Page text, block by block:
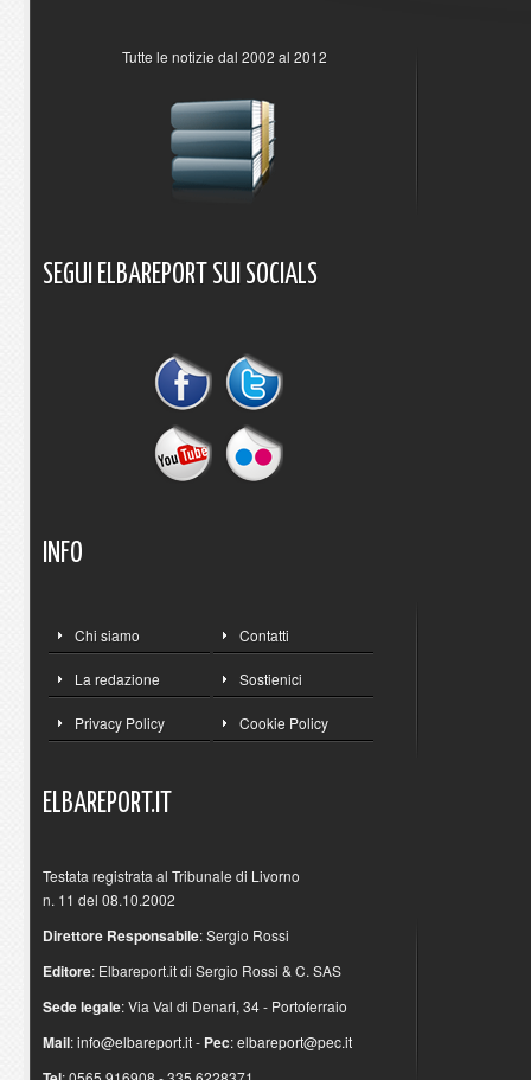
Tutte le notizie dal 2002 al 2012
SEGUI ELBAREPORT SUI SOCIALS
INFO
Chi siamo Contatti
La redazione Sostienici
Privacy Policy Cookie Policy
ELBAREPORT.IT
Testata registrata al Tribunale di Livorno
n. 11 del 08.10.2002
Direttore Responsabile: Sergio Rossi
Editore: Elbareport.it di Sergio Rossi & C. SAS
Sede legale: Via Val di Denari, 34 - Portoferraio
Mail:info@elbareport.it- Pec:elbareport@pec.it